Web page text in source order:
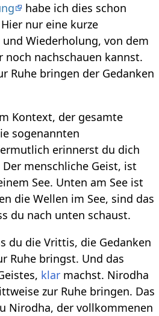
habe ich dies schon
nur eine kurze
Wiederholung, von dem
noch nachschauen kannst.
Ruhe bringen der Gedanken
Kontext, der gesamte
sogenannten
erinnerst du dich
menschliche Geist, ist
See. Unten am See ist
die Wellen im See, sind das
du nach unten schaust.
du die Vrittis, die Gedanken
Ruhe bringst. Und das
klar machst. Nirodha
zur Ruhe bringen. Das
Nirodha, der vollkommenen